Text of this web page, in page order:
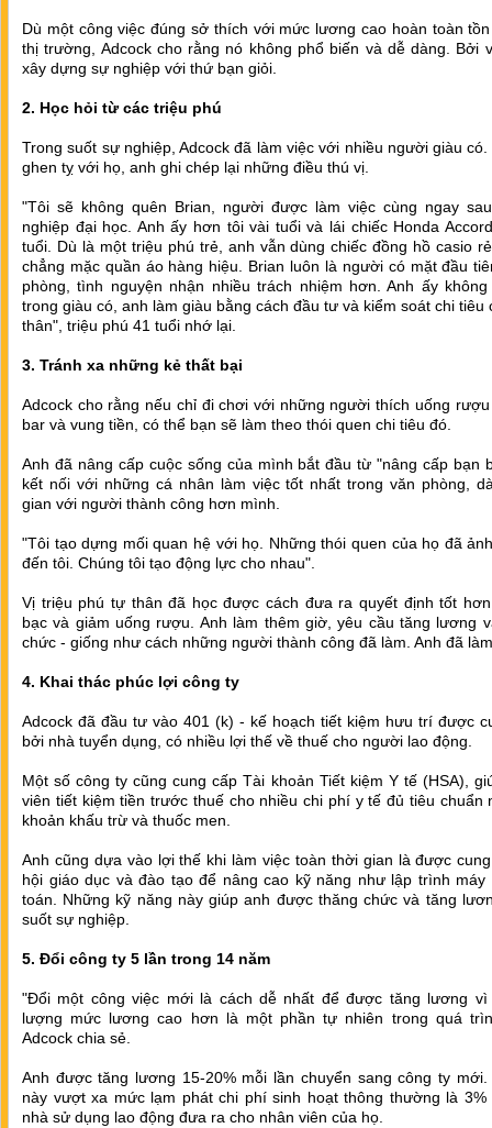
Dù một công việc đúng sở thích với mức lương cao hoàn toàn
thị trường, Adcock cho rằng nó không phổ biến và dễ dàng. Bởi
xây dựng sự nghiệp với thứ bạn giỏi.
2. Học hỏi từ các triệu phú
Trong suốt sự nghiệp, Adcock đã làm việc với nhiều người giàu
ghen tỵ với họ, anh ghi chép lại những điều thú vị.
"Tôi sẽ không quên Brian, người được làm việc cùng ngay
nghiệp đại học. Anh ấy hơn tôi vài tuổi và lái chiếc Honda
tuổi. Dù là một triệu phú trẻ, anh vẫn dùng chiếc đồng hồ casio
chẳng mặc quần áo hàng hiệu. Brian luôn là người có mặt đầu
phòng, tình nguyện nhận nhiều trách nhiệm hơn. Anh ấy
trong giàu có, anh làm giàu bằng cách đầu tư và kiểm soát chi tiêu
thân", triệu phú 41 tuổi nhớ lại.
3. Tránh xa những kẻ thất bại
Adcock cho rằng nếu chỉ đi chơi với những người thích uống
bar và vung tiền, có thể bạn sẽ làm theo thói quen chi tiêu đó.
Anh đã nâng cấp cuộc sống của mình bắt đầu từ "nâng cấp bạn
kết nối với những cá nhân làm việc tốt nhất trong văn phòng,
gian với người thành công hơn mình.
"Tôi tạo dựng mối quan hệ với họ. Những thói quen của họ đã
đến tôi. Chúng tôi tạo động lực cho nhau".
Vị triệu phú tự thân đã học được cách đưa ra quyết định tốt
bạc và giảm uống rượu. Anh làm thêm giờ, yêu cầu tăng lương
chức - giống như cách những người thành công đã làm. Anh đã
4. Khai thác phúc lợi công ty
Adcock đã đầu tư vào 401 (k) - kế hoạch tiết kiệm hưu trí được
bởi nhà tuyển dụng, có nhiều lợi thế về thuế cho người lao động.
Một số công ty cũng cung cấp Tài khoản Tiết kiệm Y tế (HSA),
viên tiết kiệm tiền trước thuế cho nhiều chi phí y tế đủ tiêu chuẩn
khoản khấu trừ và thuốc men.
Anh cũng dựa vào lợi thế khi làm việc toàn thời gian là được
hội giáo dục và đào tạo để nâng cao kỹ năng như lập trình máy
toán. Những kỹ năng này giúp anh được thăng chức và tăng
suốt sự nghiệp.
5. Đổi công ty 5 lần trong 14 năm
"Đổi một công việc mới là cách dễ nhất để được tăng lương vì
lượng mức lương cao hơn là một phần tự nhiên trong quá
Adcock chia sẻ.
Anh được tăng lương 15-20% mỗi lần chuyển sang công ty mới.
này vượt xa mức lạm phát chi phí sinh hoạt thông thường là 3%
nhà sử dụng lao động đưa ra cho nhân viên của họ.